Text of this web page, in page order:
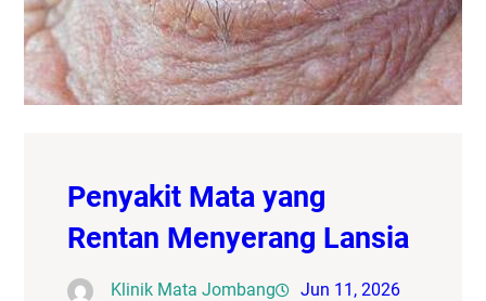
Penyakit Mata yang
Rentan Menyerang Lansia
Klinik Mata Jombang Jun 11, 2026